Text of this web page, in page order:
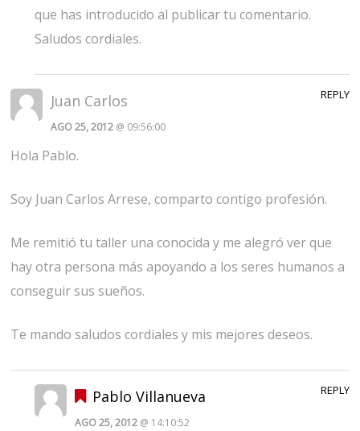
que has introducido al publicar tu comentario.
Saludos cordiales.
Juan Carlos
AGO 25, 2012 @ 09:56:00
Hola Pablo.
Soy Juan Carlos Arrese, comparto contigo profesión.
Me remitió tu taller una conocida y me alegró ver que
hay otra persona más apoyando a los seres humanos a
conseguir sus sueños.
Te mando saludos cordiales y mis mejores deseos.
REPLY
Pablo Villanueva
AGO 25, 2012 @ 14:10:52
REPLY